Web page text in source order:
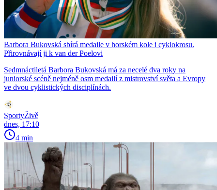
Barbora Bukovská sbírá medaile v horském kole i cyklokrosu.
Přirovnávají ji k van der Poelovi
Sedmnáctiletá Barbora Bukovská má za necelé dva roky na
juniorské scéně nejméně osm medailí z mistrovství světa a Evropy
ve dvou cyklistických disciplínách.
SportyŽivě
dnes, 17:10
4 min